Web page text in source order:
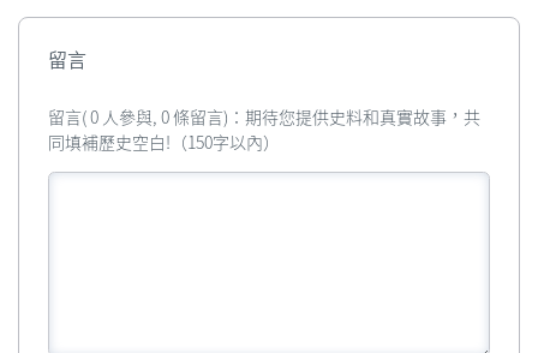
留言
留言( 0 人參與, 0 條留言)：期待您提供史料和真實故事，共
同填補歷史空白!（150字以內）